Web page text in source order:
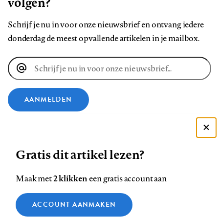
Schrijf je nu in voor onze nieuwsbrief en ontvang iedere
donderdag de meest opvallende artikelen in je mailbox.
E-
mailadres
AANMELDEN
ons
op
Facebook
ons
op
LinkedIn
ons
op
Bluesky
ons
op
Instagram
ons
op
YouTube
ons
Footer
Contact Colofon Disclaimer Privacy
Medische vragen verdienen
Gratis dit artikel lezen?
Maak met2 klikkeneen gratis account aan
ACCOUNT AANMAKEN
Zie onze cookie policy
Analytische cookies